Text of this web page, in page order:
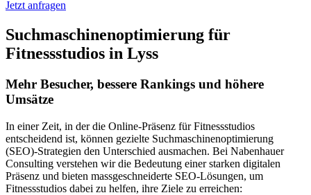
Jetzt anfragen
Suchmaschinenoptimierung für
Fitnessstudios in Lyss
Mehr Besucher, bessere Rankings und höhere
Umsätze
In einer Zeit, in der die Online-Präsenz für Fitnessstudios
entscheidend ist, können gezielte Suchmaschinenoptimierung
(SEO)-Strategien den Unterschied ausmachen. Bei Nabenhauer
Consulting verstehen wir die Bedeutung einer starken digitalen
Präsenz und bieten massgeschneiderte SEO-Lösungen, um
Fitnessstudios dabei zu helfen, ihre Ziele zu erreichen: